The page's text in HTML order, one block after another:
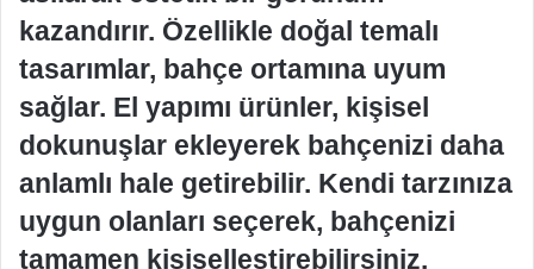
kazandırır. Özellikle doğal temalı
tasarımlar, bahçe ortamına uyum
sağlar. El yapımı ürünler, kişisel
dokunuşlar ekleyerek bahçenizi daha
anlamlı hale getirebilir. Kendi tarzınıza
uygun olanları seçerek, bahçenizi
tamamen kişiselleştirebilirsiniz.